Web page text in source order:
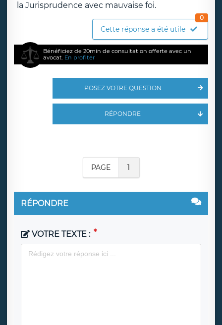
la Jurisprudence avec mauvaise foi.
Cette réponse a été utile
0
Bénéficiez de 20min de consultation offerte avec un
avocat. En profiter
POSEZ VOTRE QUESTION
RÉPONDRE
PAGE 1
RÉPONDRE
VOTRE TEXTE :